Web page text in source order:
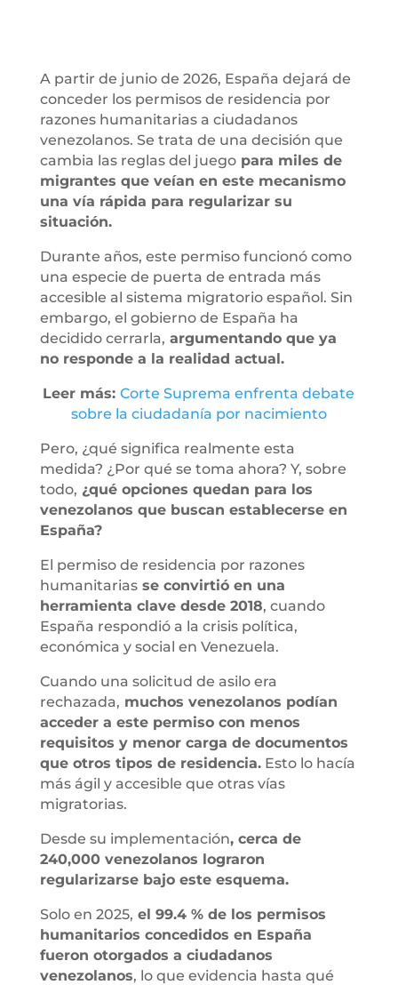
A partir de junio de 2026, España dejará de
conceder los permisos de residencia por
razones humanitarias a ciudadanos
venezolanos. Se trata de una decisión que
cambia las reglas del juegopara miles de
migrantes que veían en este mecanismo
una vía rápida para regularizar su
situación.
Durante años, este permiso funcionó como
una especie de puerta de entrada más
accesible al sistema migratorio español. Sin
embargo, el gobierno de España ha
decidido cerrarla, argumentando que ya
no responde a la realidad actual.
Leer más:Corte Suprema enfrenta debate
sobre la ciudadanía por nacimiento
Pero, ¿qué significa realmente esta
medida? ¿Por qué se toma ahora? Y, sobre
todo, ¿qué opciones quedan para los
venezolanos que buscan establecerse en
España?
El permiso de residencia por razones
humanitariasse convirtió en una
herramienta clave desde 2018, cuando
España respondió a la crisis política,
económica y social en Venezuela.
Cuando una solicitud de asilo era
rechazada, muchos venezolanos podían
acceder a este permiso con menos
requisitos y menor carga de documentos
que otros tipos de residencia.Esto lo hacía
más ágil y accesible que otras vías
migratorias.
Desde su implementación, cerca de
240,000 venezolanos lograron
regularizarse bajo este esquema.
Solo en 2025, el 99.4 % de los permisos
humanitarios concedidos en España
fueron otorgados a ciudadanos
venezolanos, lo que evidencia hasta qué